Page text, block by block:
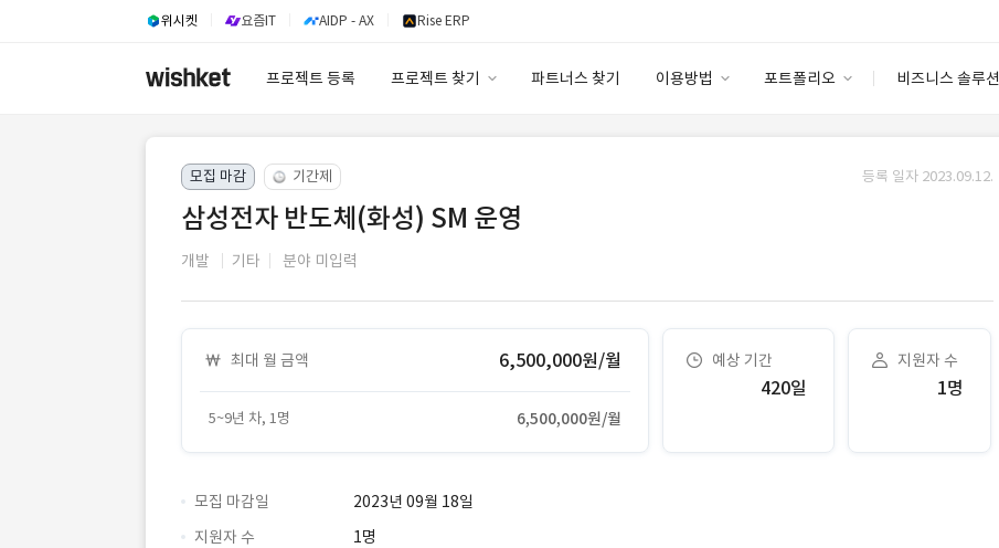
위시켓 요즘IT AIDP - AX Rise ERP
프로젝트 등록 프로젝트 찾기 파트너스 찾기 이용방법 포트폴리오 비즈니스 솔루션
안심 코드 케어
모집 마감 기간제 등록 일자 2023.09.12.
삼성전자 반도체(화성) SM 운영
개발 기타 분야 미입력
최대 월 금액 6,500,000원/월
5~9년 차, 1명 6,500,000원/월
예상 기간
420일
지원자 수
1명
모집 마감일
2023년 09월 18일
지원자 수
1명